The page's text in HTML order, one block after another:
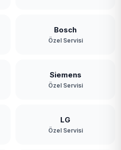
Bosch
Özel Servisi
Siemens
Özel Servisi
LG
Özel Servisi